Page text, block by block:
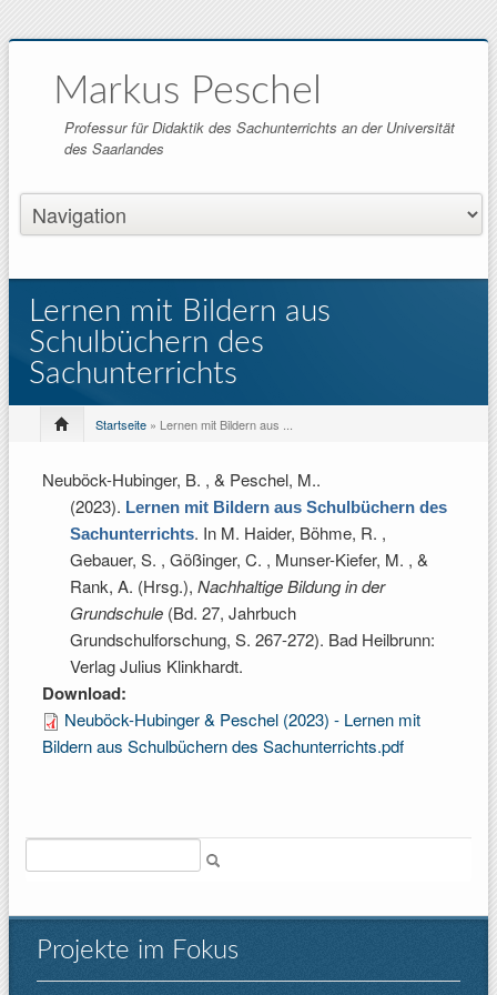
Markus Peschel
Professur für Didaktik des Sachunterrichts an der Universität
des Saarlandes
Lernen mit Bildern aus
Schulbüchern des
Sachunterrichts
Startseite » Lernen mit Bildern aus ...
Neuböck-Hubinger, B. , & Peschel, M..
(2023). Lernen mit Bildern aus Schulbüchern des
Sachunterrichts. In M. Haider, Böhme, R. ,
Gebauer, S. , Gößinger, C. , Munser-Kiefer, M. , &
Rank, A. (Hrsg.), Nachhaltige Bildung in der
Grundschule (Bd. 27, Jahrbuch
Grundschulforschung, S. 267-272). Bad Heilbrunn:
Verlag Julius Klinkhardt.
Download:
Neuböck-Hubinger & Peschel (2023) - Lernen mit
Bildern aus Schulbüchern des Sachunterrichts.pdf
Projekte im Fokus